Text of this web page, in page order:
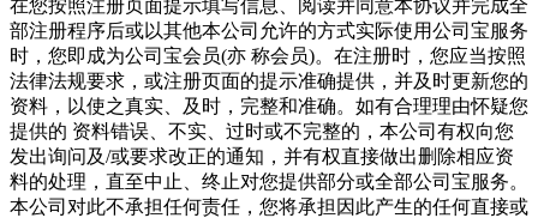
在您按照注册页面提示填写信息、阅读并同意本协议并完成全
部注册程序后或以其他本公司允许的方式实际使用公司宝服务
时，您即成为公司宝会员(亦 称会员)。在注册时，您应当按照
法律法规要求，或注册页面的提示准确提供，并及时更新您的
资料，以使之真实、及时，完整和准确。如有合理理由怀疑您
提供的 资料错误、不实、过时或不完整的，本公司有权向您
发出询问及/或要求改正的通知，并有权直接做出删除相应资
料的处理，直至中止、终止对您提供部分或全部公司宝服务。
本公司对此不承担任何责任，您将承担因此产生的任何直接或